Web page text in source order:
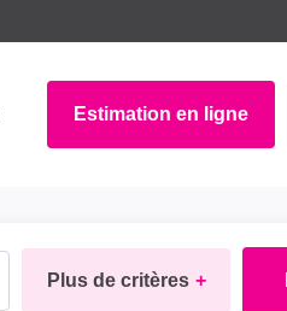
Estimation en ligne
Plus de critères +